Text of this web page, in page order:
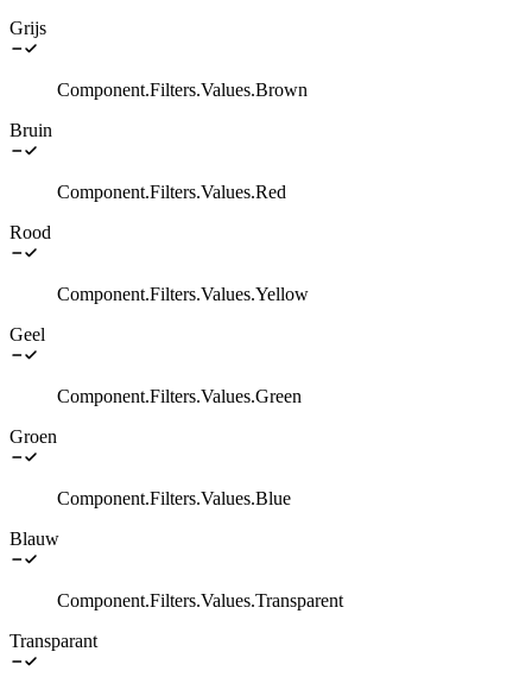
Grijs
Component.Filters.Values.Brown
Bruin
Component.Filters.Values.Red
Rood
Component.Filters.Values.Yellow
Geel
Component.Filters.Values.Green
Groen
Component.Filters.Values.Blue
Blauw
Component.Filters.Values.Transparent
Transparant